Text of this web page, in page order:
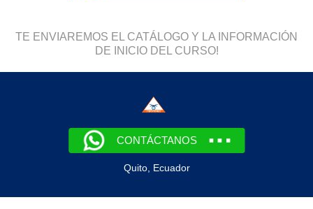
TE ENVIAREMOS EL CATÁLOGO Y LA INFORMACIÓN
DE INICIO DEL CURSO!
CONTÁCTANOS
Quito, Ecuador